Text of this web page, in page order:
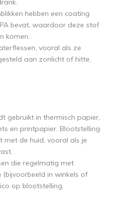
hebben een coating
bevat, waardoor deze stof
komen.
vooral als ze
aan zonlicht of hitte,
gebruikt in thermisch papier,
en printpapier. Blootstelling
met de huid, vooral als je
die regelmatig met
in winkels of
op blootstelling.